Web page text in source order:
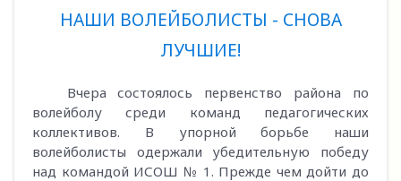
НАШИ ВОЛЕЙБОЛИСТЫ - СНОВА
ЛУЧШИЕ!
Вчера состоялось первенство района по
волейболу среди команд педагогических
коллективов. В упорной борьбе наши
волейболисты одержали убедительную победу
над командой ИСОШ № 1. Прежде чем дойти до